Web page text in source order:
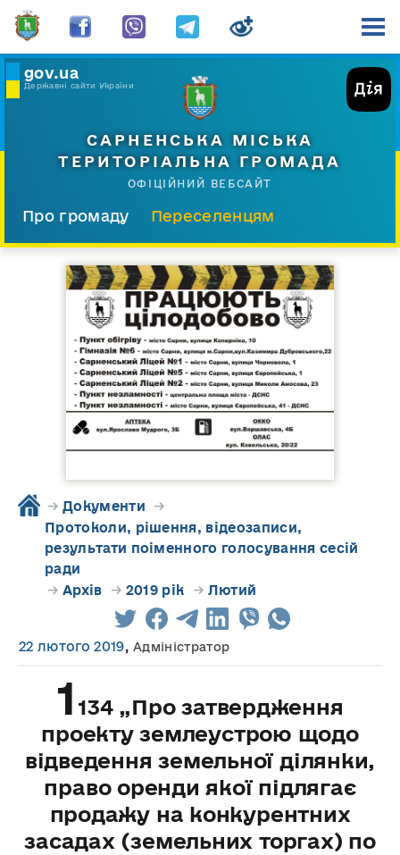
gov.ua
Державні сайти України
САРНЕНСЬКА МІСЬКА
ТЕРИТОРІАЛЬНА ГРОМАДА
ОФІЦІЙНИЙ ВЕБСАЙТ
Про громаду
Переселенцям
Прес-центр
→ Документи →
Протоколи, рішення, відеозаписи,
результати поіменного голосування сесій
ради
→ Архів → 2019 рік → Лютий
22 лютого 2019,Адміністратор
1 134 „Про затвердження
проекту землеустрою щодо
відведення земельної ділянки,
право оренди якої підлягає
продажу на конкурентних
засадах (земельних торгах) по